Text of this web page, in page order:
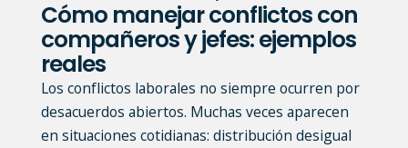
Cómo manejar conflictos con
compañeros y jefes: ejemplos
reales
Los conflictos laborales no siempre ocurren por
desacuerdos abiertos. Muchas veces aparecen
en situaciones cotidianas: distribución desigual